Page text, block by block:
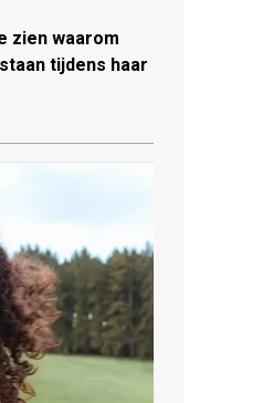
zien waarom
tijdens haar